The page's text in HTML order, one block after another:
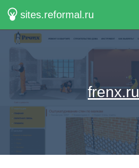
sites.reformal.ru
frenx.ru